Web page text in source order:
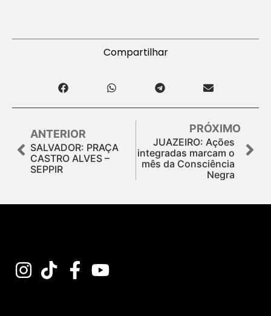
Compartilhar
ANTERIOR
SALVADOR: PRAÇA
CASTRO ALVES –
SEPPIR
PRÓXIMO
JUAZEIRO: Ações
integradas marcam o
mês da Consciência
Negra